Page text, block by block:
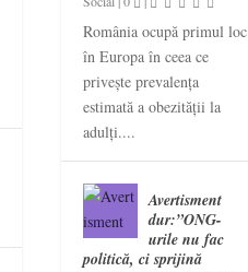
România ocupă primul loc
în Europa în ceea ce
privește prevalența
estimată a obezității la
adulți....
Avertisment
dur:”ONG-
urile nu fac
politică, ci sprijină